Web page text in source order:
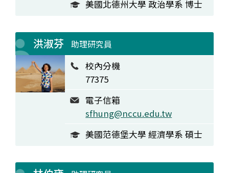
美國北德州大學 政治學系 博士
洪淑芬 助理研究員
校內分機
77375
電子信箱
sfhung@nccu.edu.tw
美國范德堡大學 經濟學系 碩士